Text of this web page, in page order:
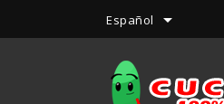
Español 